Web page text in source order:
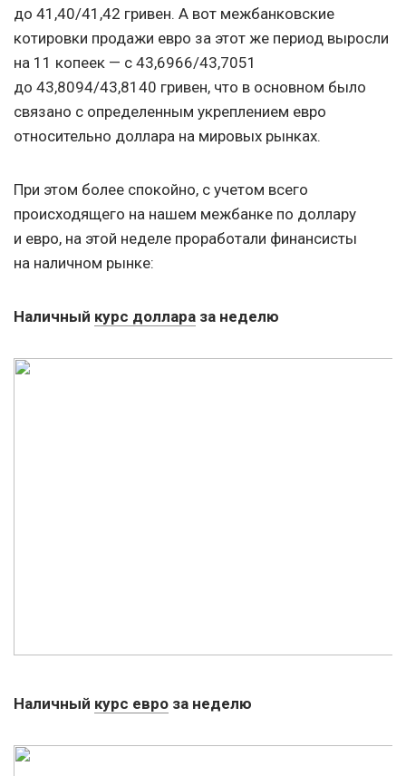
до 41,40/41,42 гривен. А вот межбанковские
котировки продажи евро за этот же период выросли
на 11 копеек — с 43,6966/43,7051
до 43,8094/43,8140 гривен, что в основном было
связано с определенным укреплением евро
относительно доллара на мировых рынках.
При этом более спокойно, с учетом всего
происходящего на нашем межбанке по доллару
и евро, на этой неделе проработали финансисты
на наличном рынке:
Наличный курс доллара за неделю
Наличный курс евро за неделю